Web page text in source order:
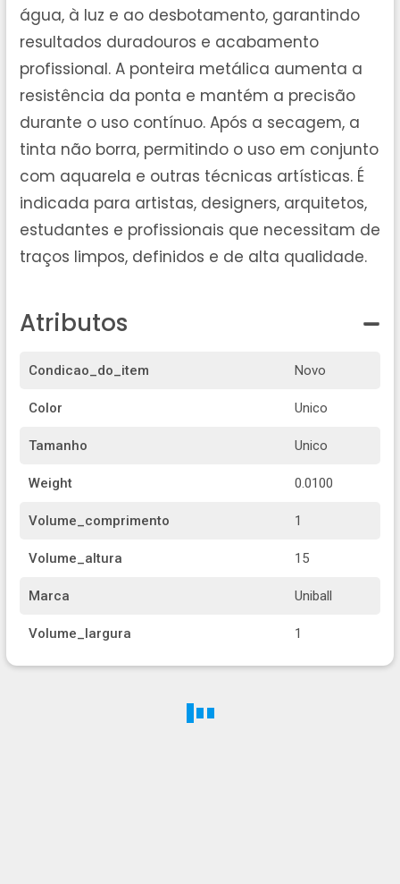
água, à luz e ao desbotamento, garantindo
resultados duradouros e acabamento
profissional. A ponteira metálica aumenta a
resistência da ponta e mantém a precisão
durante o uso contínuo. Após a secagem, a
tinta não borra, permitindo o uso em conjunto
com aquarela e outras técnicas artísticas. É
indicada para artistas, designers, arquitetos,
estudantes e profissionais que necessitam de
traços limpos, definidos e de alta qualidade.
Atributos
Condicao_do_item Novo
Color Unico
Tamanho Unico
Weight 0.0100
Volume_comprimento 1
Volume_altura 15
Marca Uniball
Volume_largura 1